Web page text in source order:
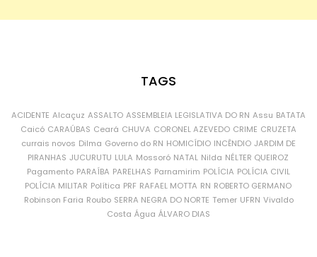
TAGS
ACIDENTE Alcaçuz ASSALTO ASSEMBLEIA LEGISLATIVA DO RN Assu BATATA
Caicó CARAÚBAS Ceará CHUVA CORONEL AZEVEDO CRIME CRUZETA
currais novos Dilma Governo do RN HOMICÍDIO INCÊNDIO JARDIM DE
PIRANHAS JUCURUTU LULA Mossoró NATAL Nilda NÉLTER QUEIROZ
Pagamento PARAÍBA PARELHAS Parnamirim POLÍCIA POLÍCIA CIVIL
POLÍCIA MILITAR Política PRF RAFAEL MOTTA RN ROBERTO GERMANO
Robinson Faria Roubo SERRA NEGRA DO NORTE Temer UFRN Vivaldo
Costa Água ÁLVARO DIAS